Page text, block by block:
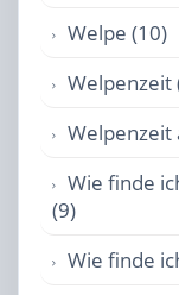
Welpe (10)
Welpenzeit
Welpenzeit
Wie finde
(9)
Wie finde